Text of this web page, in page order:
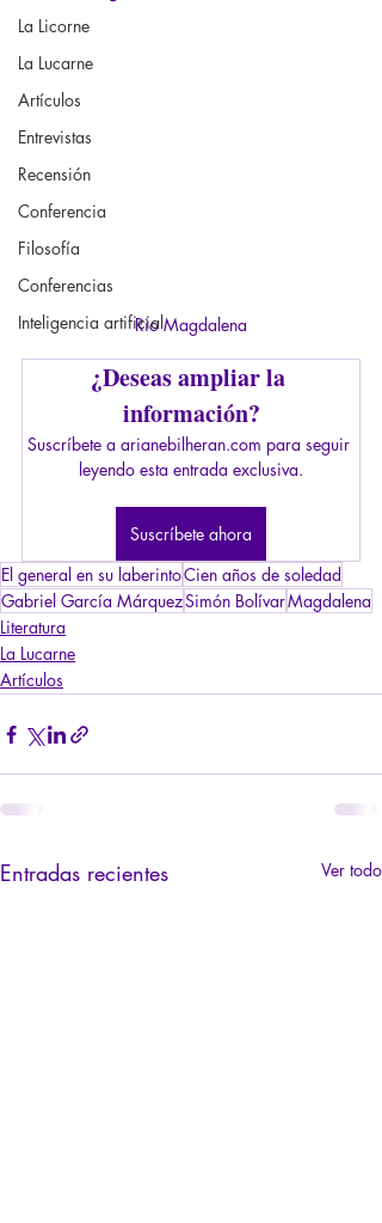
La Licorne
La Lucarne
Artículos
Entrevistas
Recensión
Conferencia
Filosofía
Conferencias
Inteligencia artificialRio Magdalena
¿Deseas ampliar la
información?
Suscríbete a arianebilheran.com para seguir
leyendo esta entrada exclusiva.
Suscríbete ahora
El general en su laberintoCien años de soledad
Gabriel García MárquezSimón BolívarMagdalena
Literatura
La Lucarne
Artículos
Entradas recientes Ver todo